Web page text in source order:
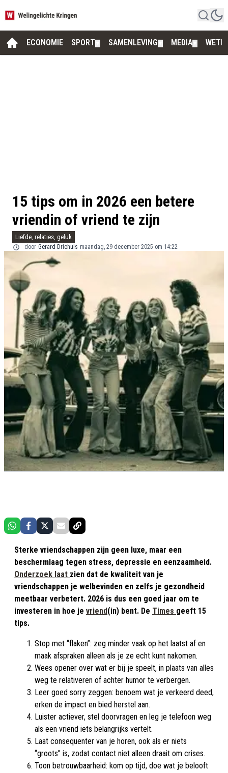
ECONOMIE SPORT SAMENLEVING MEDIA
15 tips om in 2026 een betere
vriendin of vriend te zijn
Liefde, relaties, geluk
door Gerard Driehuis maandag, 29 december 2025 om 14:22
Sterke vriendschappen zijn geen luxe, maar een
beschermlaag tegen stress, depressie en eenzaamheid.
Onderzoek laat zien dat de kwaliteit van je
vriendschappen je welbevinden en zelfs je gezondheid
meetbaar verbetert. 2026 is dus een goed jaar om te
investeren in hoe je vriend(in) bent. De Times geeft 15
tips.
Stop met “flaken”: zeg minder vaak op het laatst af en
maak afspraken alleen als je ze echt kunt nakomen.​
Wees opener over wat er bij je speelt, in plaats van alles
weg te relativeren of achter humor te verbergen.
Leer goed sorry zeggen: benoem wat je verkeerd deed,
erken de impact en bied herstel aan.​
Luister actiever, stel doorvragen en leg je telefoon weg
als een vriend iets belangrijks vertelt.​
Laat consequenter van je horen, ook als er niets
“groots” is, zodat contact niet alleen draait om crises.​
Toon betrouwbaarheid: kom op tijd, doe wat je belooft